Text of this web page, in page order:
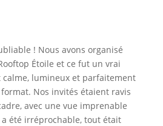
! Nous avons organisé
Étoile et ce fut un vrai
calme, lumineux et parfaitement
Nos invités étaient ravis
avec une vue imprenable
a été irréprochable, tout était